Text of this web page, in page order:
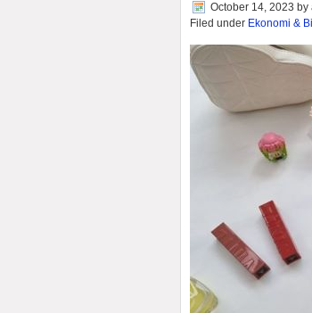
October 14, 2023 by
Filed under Ekonomi &